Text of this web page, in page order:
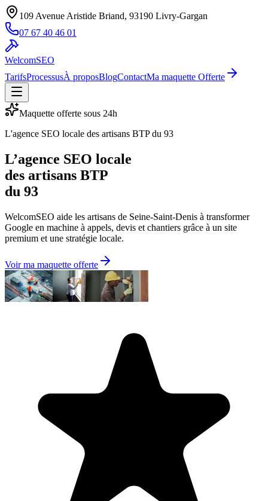
109 Avenue Aristide Briand, 93190 Livry-Gargan
07 67 40 46 01
WelcomSEO
TarifsProcessusÀ proposBlogContactMa maquette Offerte
Maquette offerte sous 24h
L'agence SEO locale des artisans BTP du 93
L’agence SEO locale
des artisans BTP
du 93
WelcomSEO aide les artisans de Seine-Saint-Denis à transformer
Google en machine à appels, devis et chantiers grâce à un site
premium et une stratégie locale.
Voir ma maquette offerte